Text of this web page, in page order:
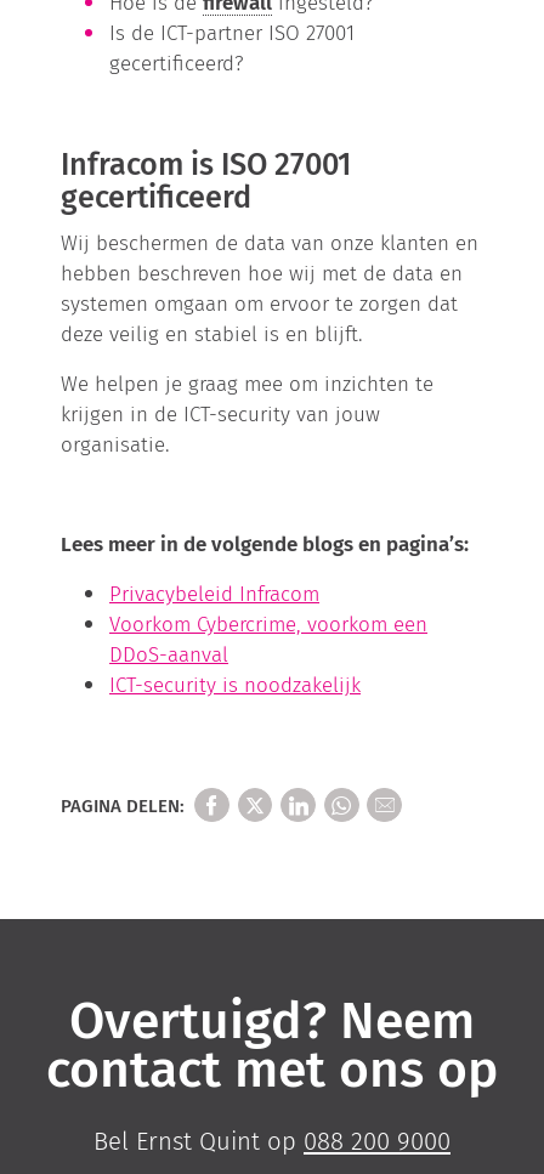
Is de ICT-partner ISO 27001
gecertificeerd?
Infracom is ISO 27001
gecertificeerd
Wij beschermen de data van onze klanten en
hebben beschreven hoe wij met de data en
systemen omgaan om ervoor te zorgen dat
deze veilig en stabiel is en blijft.
We helpen je graag mee om inzichten te
krijgen in de ICT-security van jouw
organisatie.
Lees meer in de volgende blogs en pagina’s:
Privacybeleid Infracom
Voorkom Cybercrime, voorkom een
DDoS-aanval
ICT-security is noodzakelijk
PAGINA DELEN:
Overtuigd? Neem
contact met ons op
Bel Ernst Quint op 088 200 9000